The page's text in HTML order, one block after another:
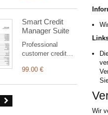
layouts as you
need per document
type and choose
which one is used.
Smart Credit
Manager Suite
Professional
customer credit
clear statement,
99.00 €
Wir